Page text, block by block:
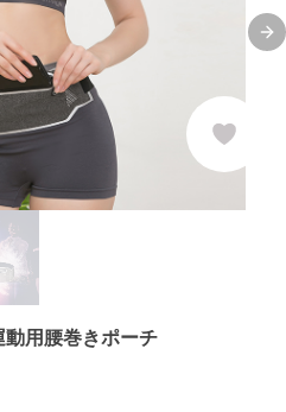
動用腰巻きポーチ